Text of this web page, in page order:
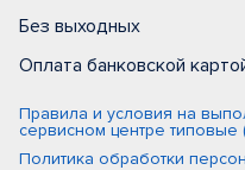
Без выходных
Оплата банковской
Правила и условия на
сервисном центре типовые
Политика обработки